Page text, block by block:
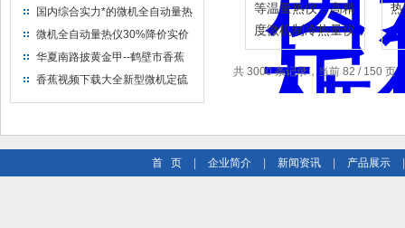
量热仪
国内综合实力*的微机全自动量热
仪制造企业
微机全自动量热仪30%降价实价
出售
华夏南路披黄金甲--鹤壁市香蕉
视频下载大全仪器仪表有限公司
香蕉视频下载大全新型微机定硫
等温量热仪，高精
度微机制冷热量仪
共 3000 条记录，当前 82 / 150 页
首 页 企业简介 新闻资讯 产品展示